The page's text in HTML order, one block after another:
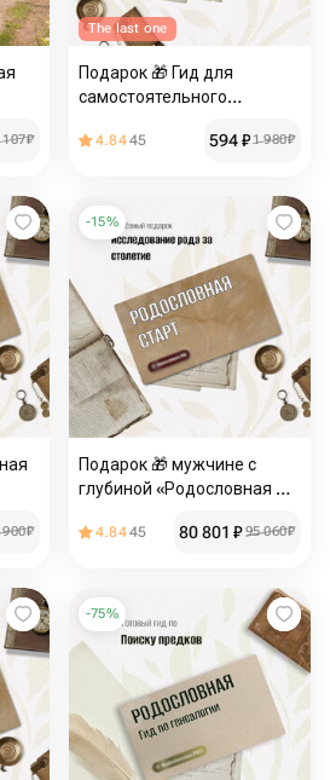
107₽
The last one
Подарок 🎁 Гид для
самостоятельного
4.8445 594₽1 980₽
900₽
-15%
Подарок 🎁 мужчине с
глубиной «Родословная —
4.8445 80 801 ₽ 95 060₽
-75%